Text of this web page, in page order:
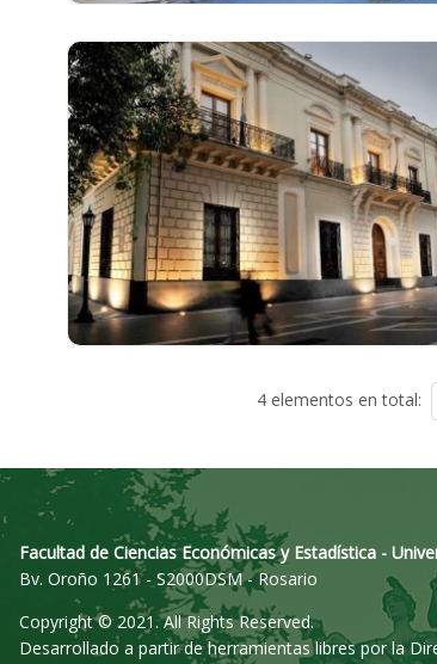
4 elementos en total:
Facultad de Ciencias Económicas y Estadística -
Bv. Oroño 1261 - S2000DSM - Rosario
Copyright © 2021. All Rights Reserved.
Desarrollado a partir de herramientas libres por la